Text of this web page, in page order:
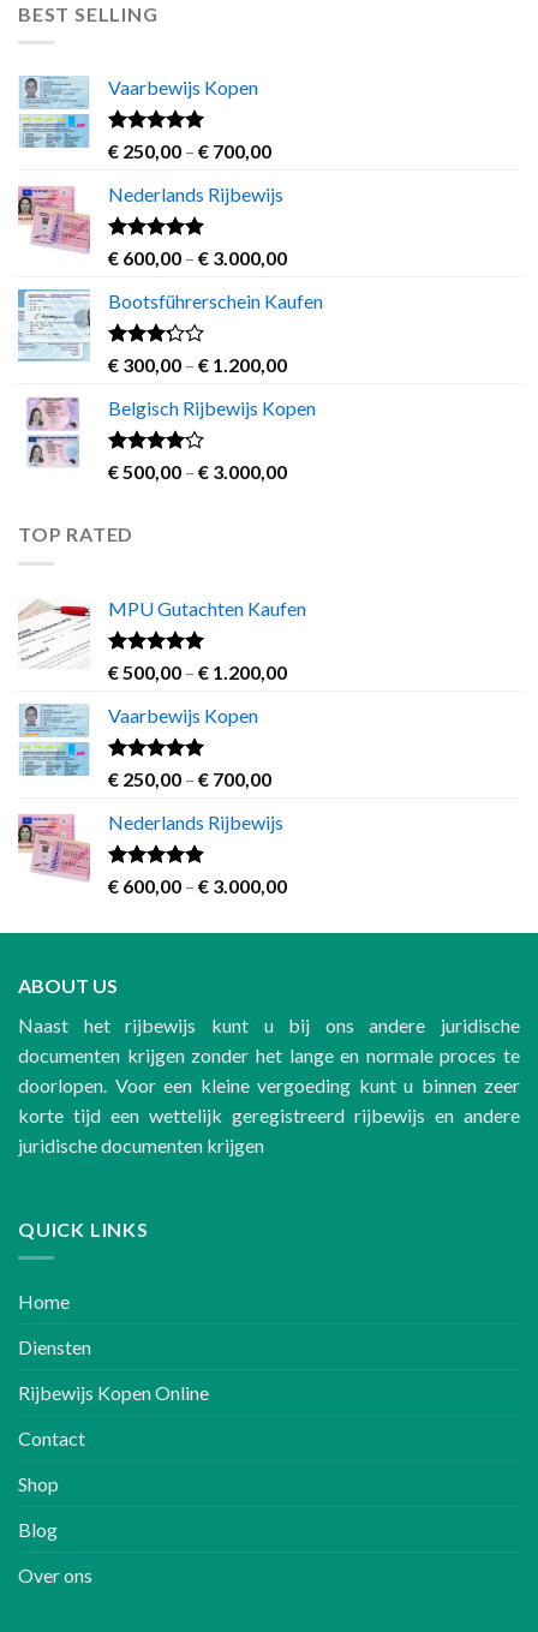
BEST SELLING
Vaarbewijs Kopen
Rated4.63
out of 5
€ 250,00 – € 700,00Price
€ 250,00
€ 700,00
Nederlands Rijbewijs
Rated4.60
out of 5
€ 600,00 – € 3.000,00Price
€ 600,00
€ 3.000,00
Bootsführerschein Kaufen
Rated
out of
5
€ 300,00 – € 1.200,00Price
€ 300,00
€ 1.200,00
Belgisch Rijbewijs Kopen
Rated
out
€500,00 – € 3.000,00Price
TOP RATED
MPU Gutachten Kaufen
Rated5.00
out of 5
€500,00 – € 1.200,00Price
Vaarbewijs Kopen
Rated4.63
out of 5
€ 250,00 – € 700,00Price
€ 250,00
€ 700,00
Nederlands Rijbewijs
Rated4.60
out of 5
€ 600,00 – € 3.000,00Price
€ 600,00
ABOUT US
Naast het rijbewijs kunt u bij ons andere juridische
documenten krijgen zonder het lange en normale proces te
doorlopen. Voor een kleine vergoeding kunt u binnen zeer
korte tijd een wettelijk geregistreerd rijbewijs en andere
juridische documenten krijgen
QUICK LINKS
Home
Diensten
Rijbewijs Kopen Online
Contact
Shop
Blog
Over ons